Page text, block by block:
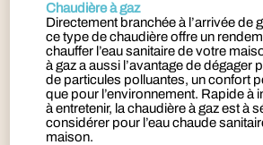
Chaudière à gaz
Directement branchée à l’arrivée de
ce type de chaudière offre un
chauffer l’eau sanitaire de votre
à gaz a aussi l’avantage de dégager
de particules polluantes, un confort
que pour l’environnement. Rapide à
à entretenir, la chaudière à gaz est à
considérer pour l’eau chaude
maison.